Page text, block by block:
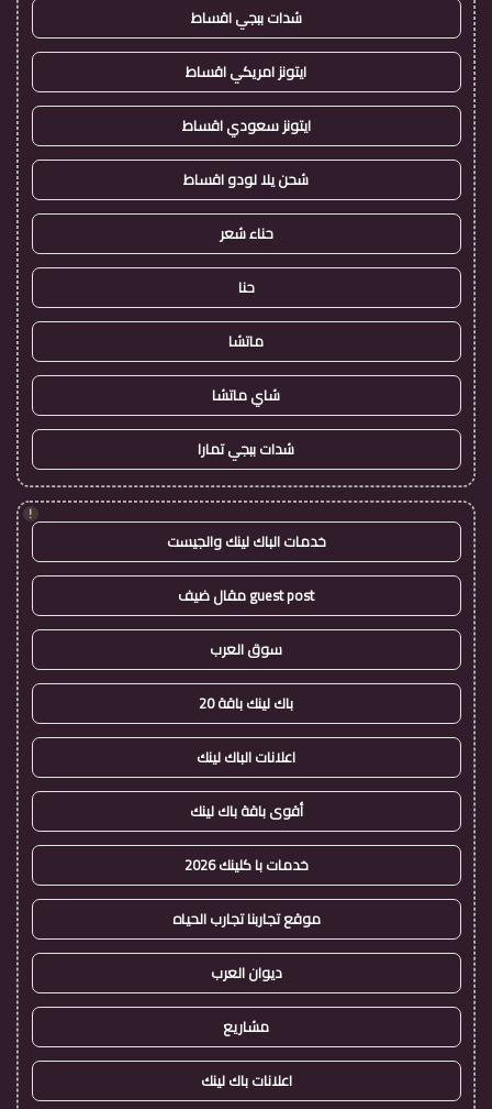
شدات ببجي اقساط
ايتونز امريكي اقساط
ايتونز سعودي اقساط
شحن يلا لودو اقساط
حناء شعر
حنا
ماتشا
شاي ماتشا
شدات ببجي تمارا
!
خدمات الباك لينك والجيست
guest post مقال ضيف
سوق العرب
باك لينك باقة 20
اعلانات الباك لينك
أقوى باقة باك لينك
خدمات با كلينك 2026
موقع تجاربنا تجارب الحياه
ديوان العرب
مشاريع
اعلانات باك لينك